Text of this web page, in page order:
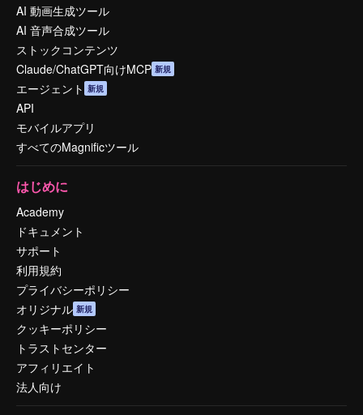
AI 動画生成ツール
AI 音声合成ツール
ストックコンテンツ
Claude/ChatGPT向けMCP 新規
エージェント 新規
API
モバイルアプリ
すべてのMagnificツール
はじめに
Academy
ドキュメント
サポート
利用規約
プライバシーポリシー
オリジナル 新規
クッキーポリシー
トラストセンター
アフィリエイト
法人向け